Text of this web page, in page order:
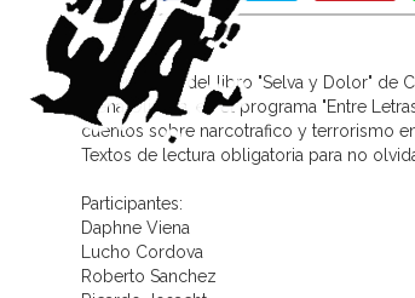
Presentación del libro "Selva y Dolor" de
Viena Oliveira, en el programa "Entre
cuentos sobre narcotrafico y terrorismo
Textos de lectura obligatoria para no
Participantes:
Daphne Viena
Lucho Cordova
Roberto Sanchez